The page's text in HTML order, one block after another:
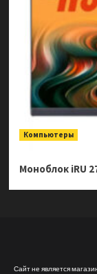
Компьютеры
Моноблок iRU
Сайт не является